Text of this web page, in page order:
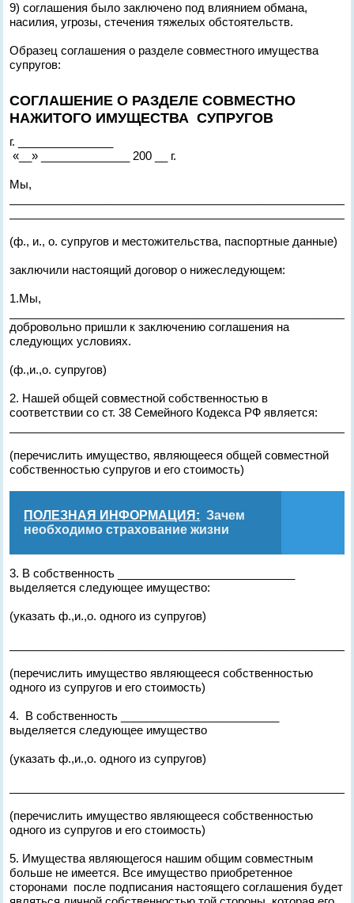
9) соглашения было заключено под влиянием обмана,
насилия, угрозы, стечения тяжелых обстоятельств.
Образец соглашения о разделе совместного имущества
супругов:
СОГЛАШЕНИЕ О РАЗДЕЛЕ СОВМЕСТНО
НАЖИТОГО ИМУЩЕСТВА СУПРУГОВ
г. _______________
«__» ______________ 200 __ г.
Мы,
(ф., и., о. супругов и местожительства, паспортные данные)
заключили настоящий договор о нижеследующем:
1.Мы,
добровольно пришли к заключению соглашения на
следующих условиях.
(ф.,и.,о. супругов)
2. Нашей общей совместной собственностью в
соответствии со ст. 38 Семейного Кодекса РФ является:
(перечислить имущество, являющееся общей совместной
собственностью супругов и его стоимость)
ПОЛЕЗНАЯ ИНФОРМАЦИЯ: Зачем
необходимо страхование жизни
3. В собственность ____________________________
выделяется следующее имущество:
(указать ф.,и.,о. одного из супругов)
(перечислить имущество являющееся собственностью
одного из супругов и его стоимость)
4. В собственность _________________________
выделяется следующее имущество
(указать ф.,и.,о. одного из супругов)
(перечислить имущество являющееся собственностью
одного из супругов и его стоимость)
5. Имущества являющегося нашим общим совместным
больше не имеется. Все имущество приобретенное
сторонами после подписания настоящего соглашения будет